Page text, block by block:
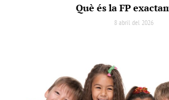
Què és la FP
8 abril del 2026